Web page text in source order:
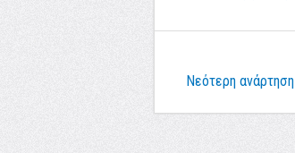
Νεότερη ανάρτηση